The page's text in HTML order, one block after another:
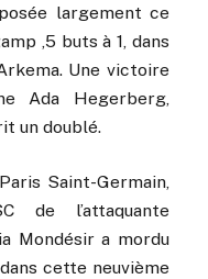
largement ce
,5 buts à 1, dans
Une victoire
Ada Hegerberg,
un doublé.
Saint-Germain,
de l’attaquante
Mondésir a mordu
cette neuvième